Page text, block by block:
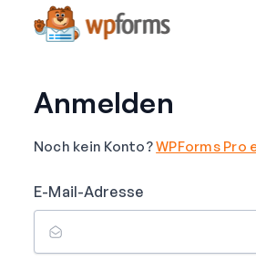
Anmelden
Noch kein Konto?WPForms Pro
E-Mail-Adresse